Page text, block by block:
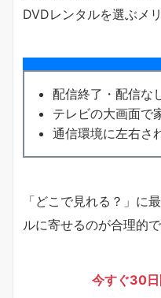
DVDレンタルを選ぶメ
配信終了・配信な
テレビの大画面で
通信環境に左右さ
「どこで見れる？」に
ルに寄せるのが合理的で
今すぐ30